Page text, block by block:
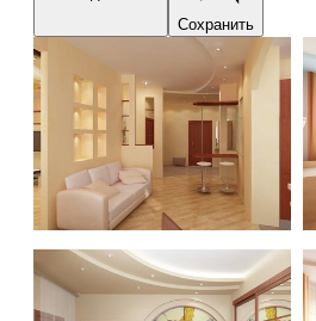
Сохранить
Квартира ул. Лодочная
Квартира ул. Лодочная